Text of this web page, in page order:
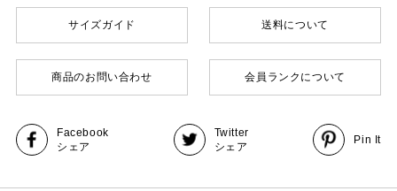
サイズガイド 送料について
商品のお問い合わせ 会員ランクについて
Facebook
シェア
Twitter
シェア
Pin It